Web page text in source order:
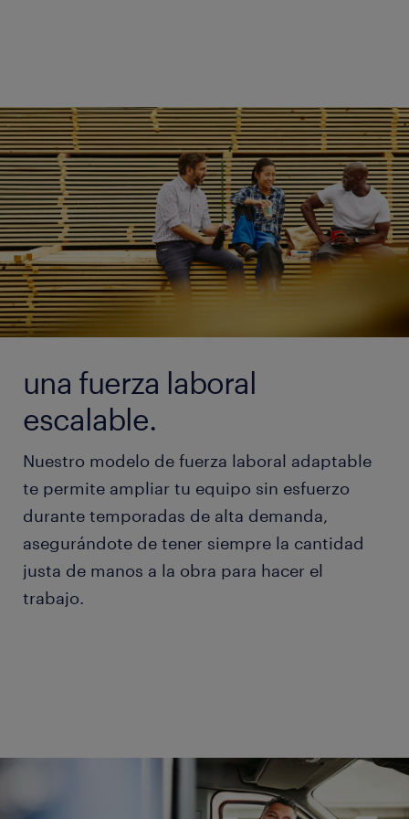
una fuerza laboral
escalable.
Nuestro modelo de fuerza laboral adaptable
te permite ampliar tu equipo sin esfuerzo
durante temporadas de alta demanda,
asegurándote de tener siempre la cantidad
justa de manos a la obra para hacer el
trabajo.